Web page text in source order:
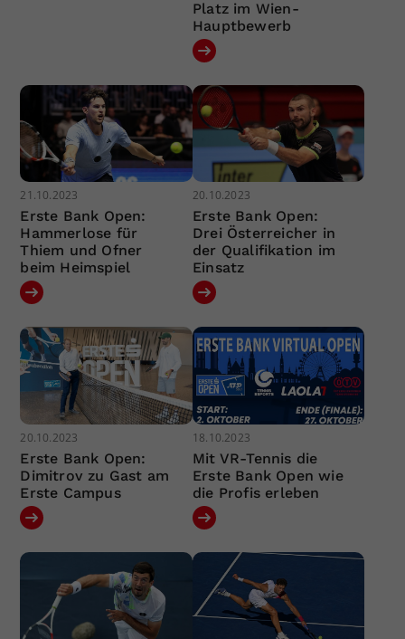
Platz im Wien-
Hauptbewerb
21.10.2023
Erste Bank Open:
Hammerlose für
Thiem und Ofner
beim Heimspiel
20.10.2023
Erste Bank Open:
Drei Österreicher in
der Qualifikation im
Einsatz
20.10.2023
Erste Bank Open:
Dimitrov zu Gast am
Erste Campus
18.10.2023
Mit VR-Tennis die
Erste Bank Open wie
die Profis erleben